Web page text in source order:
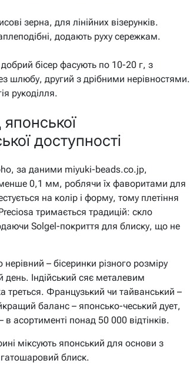
зерна, для лінійних візерунків.
додають руху сережкам.
бісер фасують по 10-20 г, з
шлюбу, другий з дрібними нерівностями.
рукоділля.
доступності
за даними miyuki-beads.co.jp,
0,1 мм, роблячи їх фаворитами для
на колір і форму, тому плетіння
тримається традицій: скло
Solgel-покриття для блиску, що не
– бісеринки різного розміру
день. Індійський сяє металевим
треться. Французький чи тайванський –
баланс – японсько-чеський дует,
асортименті понад 50 000 відтінків.
міксують японський для основи з
блиск.